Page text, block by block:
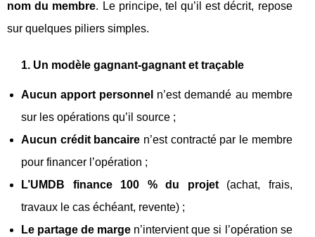
nom du membre. Le principe, tel qu’il est décrit, repose
sur quelques piliers simples.
1. Un modèle gagnant‑gagnant et traçable
Aucun apport personnel n’est demandé au membre
sur les opérations qu’il source ;
Aucun crédit bancaire n’est contracté par le membre
pour financer l’opération ;
L’UMDB finance 100 % du projet(achat, frais,
travaux le cas échéant, revente) ;
Le partage de marge n’intervient que si l’opération se